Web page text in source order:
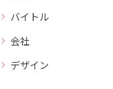
バイトル
会社
デザイン